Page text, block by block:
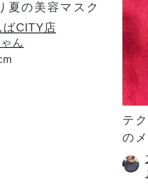
夏の美容マスク
ばCITY店
ん
テ
の